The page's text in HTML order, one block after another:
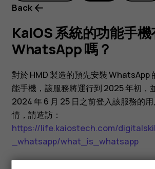
手
機
有
WhatsApp
嗎？
Back
KaiOS 系統的功能手機
WhatsApp 嗎？
對於 HMD 製造的預先安裝 WhatsApp
能手機，該服務將運行到 2025 年初，
2024 年 6 月 25 日之前登入該服務的
情，請造訪：
https://life.kaiostech.com/
_whatsapp/what_is_whatsapp